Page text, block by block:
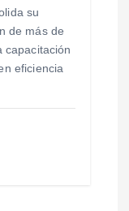
su
de más de
capacitación
eficiencia